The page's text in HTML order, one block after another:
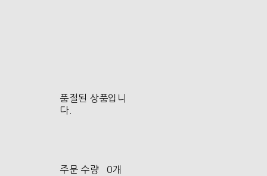
품절된 상품입니
다.
주문 수량
0개